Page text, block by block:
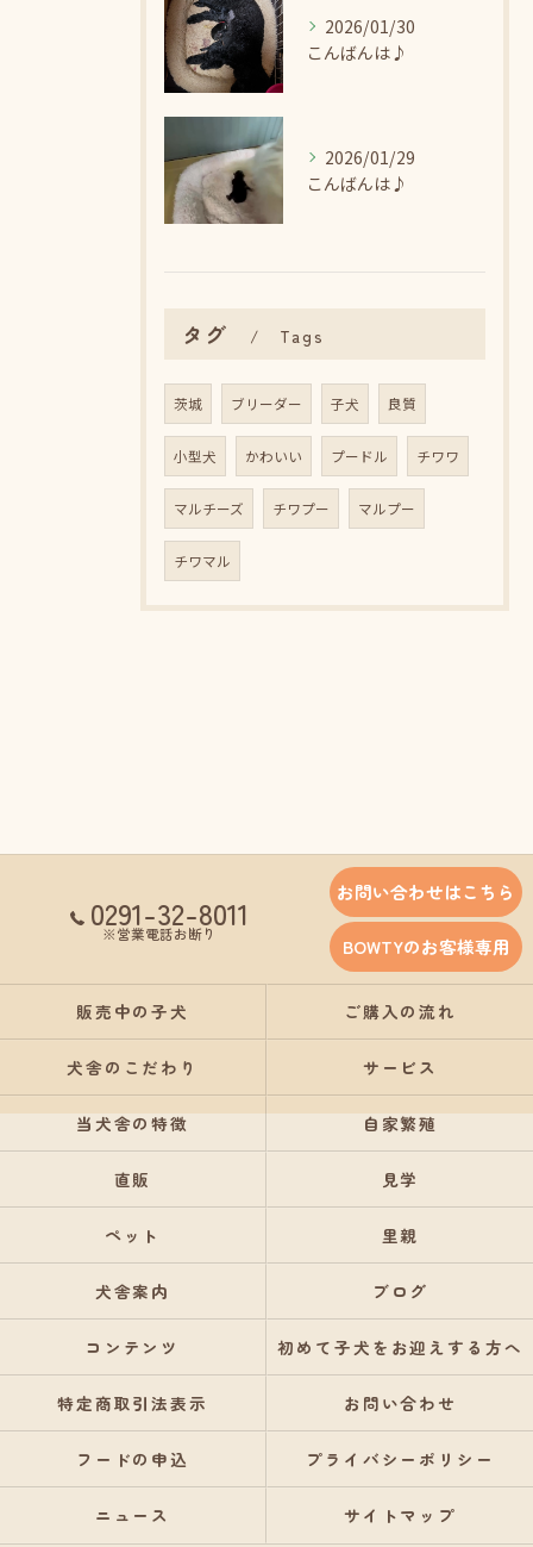
2026/01/30
こんばんは♪
2026/01/29
こんばんは♪
タグ Tags
茨城 ブリーダー 子犬 良質
小型犬 かわいい プードル チワワ
マルチーズ チワプー マルプー
チワマル
0291-32-8011
※営業電話お断り
お問い合わせはこちら
BOWTYのお客様専用
販売中の子犬 ご購入の流れ
犬舎のこだわり サービス
当犬舎の特徴 自家繁殖
直販 見学
ペット 里親
犬舎案内 ブログ
コンテンツ 初めて子犬をお迎えする方へ
特定商取引法表示 お問い合わせ
フードの申込 プライバシーポリシー
ニュース サイトマップ